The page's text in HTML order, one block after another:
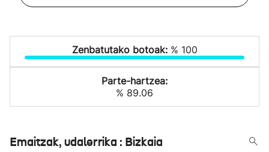
Zenbatutako botoak: % 100
Parte-hartzea:
% 89.06
Emaitzak, udalerrika : Bizkaia